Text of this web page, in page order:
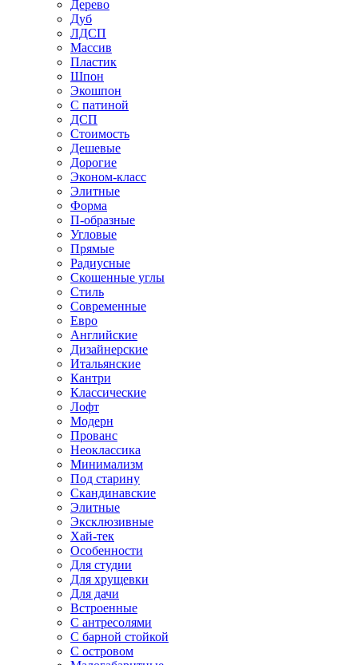
Дерево
Дуб
ЛДСП
Массив
Пластик
Шпон
Экошпон
С патиной
ДСП
Стоимость
Дешевые
Дорогие
Эконом-класс
Элитные
Форма
П-образные
Угловые
Прямые
Радиусные
Скошенные углы
Стиль
Современные
Евро
Английские
Дизайнерские
Итальянские
Кантри
Классические
Лофт
Модерн
Прованс
Неоклассика
Минимализм
Под старину
Скандинавские
Элитные
Эксклюзивные
Хай-тек
Особенности
Для студии
Для хрущевки
Для дачи
Встроенные
С антресолями
С барной стойкой
С островом